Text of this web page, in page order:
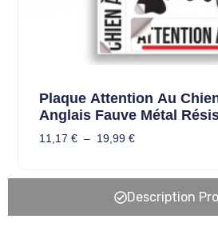
Plaque Attention Au
Anglais Fauve Métal
11,17 € – 19,99 €
Description